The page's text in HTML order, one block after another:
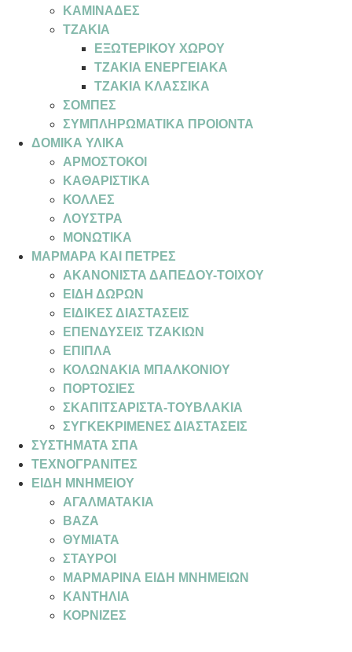
ΚΑΜΙΝΑΔΕΣ
ΤΖΑΚΙΑ
ΕΞΩΤΕΡΙΚΟΥ ΧΩΡΟΥ
ΤΖΑΚΙΑ ΕΝΕΡΓΕΙΑΚΑ
ΤΖΑΚΙΑ ΚΛΑΣΣΙΚΑ
ΣΟΜΠΕΣ
ΣΥΜΠΛΗΡΩΜΑΤΙΚΑ ΠΡΟΙΟΝΤΑ
ΔΟΜΙΚΑ ΥΛΙΚΑ
ΑΡΜΟΣΤΟΚΟΙ
ΚΑΘΑΡΙΣΤΙΚΑ
ΚΟΛΛΕΣ
ΛΟΥΣΤΡΑ
ΜΟΝΩΤΙΚΑ
ΜΑΡΜΑΡΑ ΚΑΙ ΠΕΤΡΕΣ
ΑΚΑΝΟΝΙΣΤΑ ΔΑΠΕΔΟΥ-ΤΟΙΧΟΥ
ΕΙΔΗ ΔΩΡΩΝ
ΕΙΔΙΚΕΣ ΔΙΑΣΤΑΣΕΙΣ
ΕΠΕΝΔΥΣΕΙΣ ΤΖΑΚΙΩΝ
ΕΠΙΠΛΑ
ΚΟΛΩΝΑΚΙΑ ΜΠΑΛΚΟΝΙΟΥ
ΠΟΡΤΟΣΙΕΣ
ΣΚΑΠΙΤΣΑΡΙΣΤΑ-ΤΟΥΒΛΑΚΙΑ
ΣΥΓΚΕΚΡΙΜΕΝΕΣ ΔΙΑΣΤΑΣΕΙΣ
ΣΥΣΤΗΜΑΤΑ ΣΠΑ
ΤΕΧΝΟΓΡΑΝΙΤΕΣ
ΕΙΔΗ ΜΝΗΜΕΙΟΥ
ΑΓΑΛΜΑΤΑΚΙΑ
ΒΑΖΑ
ΘΥΜΙΑΤΑ
ΣΤΑΥΡΟΙ
ΜΑΡΜΑΡΙΝΑ ΕΙΔΗ ΜΝΗΜΕΙΩΝ
ΚΑΝΤΗΛΙΑ
ΚΟΡΝΙΖΕΣ